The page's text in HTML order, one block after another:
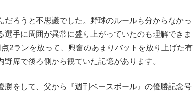
ろうと不思議でした。野球のルールも分からなかっ
手に周囲が異常に盛り上がっていたのも理解できま
2ランを放って、興奮のあまりバットを放り上げた有
席で後ろ側から観ていた記憶があります。
をして、父から『週刊ベースボール』の優勝記念号